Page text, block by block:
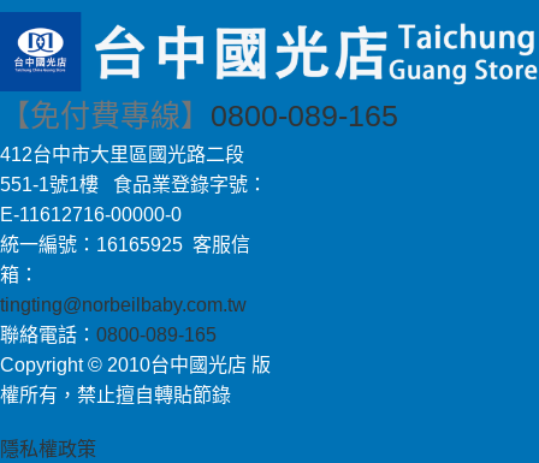
【免付費專線】 0800-089-165
412台中市大里區國光路二段
551-1號1樓 食品業登錄字號：
E-11612716-00000-0
統一編號：16165925 客服信
箱：
tingting@norbeilbaby.com.tw
聯絡電話： 0800-089-165
Copyright © 2010台中國光店 版
權所有，禁止擅自轉貼節錄
隱私權政策